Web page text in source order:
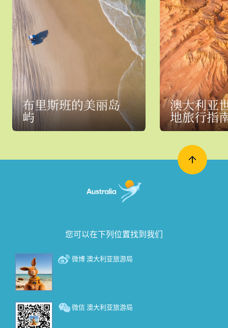
布里斯班的美丽岛
屿
澳大利亚
地旅行指
您可以在下列位置找到我们
微博 澳大利亚旅游局
微信 澳大利亚旅游局